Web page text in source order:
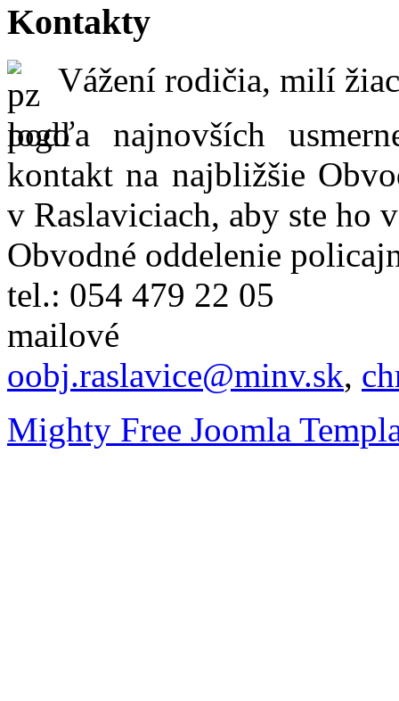
Kontakty
Vážení rodičia, milí
podľa najnovších
kontakt na najbližšie
v Raslaviciach, aby ste ho
Obvodné oddelenie
tel.: 054 479 22 05
oobj.raslavice@minv.sk,
Mighty Free Joomla